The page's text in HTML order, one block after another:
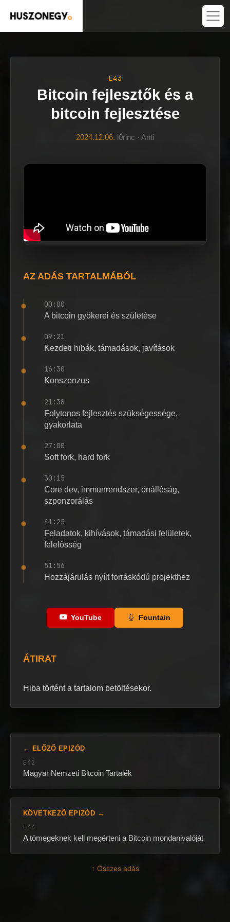
E43
Bitcoin fejlesztők és a
bitcoin fejlesztése
2024.12.06. l0rinc · Anti
AZ ADÁS TARTALMÁBÓL
00:00
A bitcoin gyökerei és születése
09:21
Kezdeti hibák, támadások, javítások
16:30
Konszenzus
21:38
Folytonos fejlesztés szükségessége,
gyakorlata
27:00
Soft fork, hard fork
30:15
Core dev, immunrendszer, önállóság,
szponzorálás
41:25
Feladatok, kihívások, támadási felületek,
felelősség
51:56
Hozzájárulás nyílt forráskódú projekthez
YouTube Fountain
ÁTIRAT
Hiba történt a tartalom betöltésekor.
← ELŐZŐ EPIZÓD
E42
Magyar Nemzeti Bitcoin Tartalék
KÖVETKEZŐ EPIZÓD →
E44
A tömegeknek kell megérteni a Bitcoin mondanivalóját
↑ Összes adás